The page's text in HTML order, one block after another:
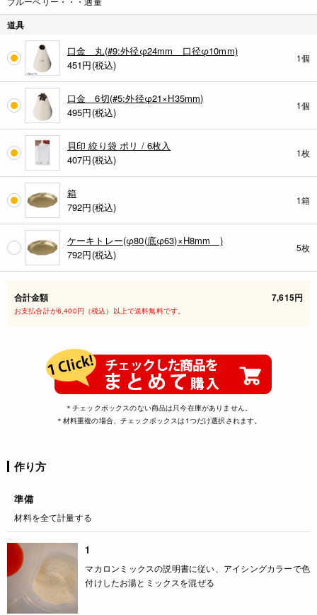
道具
口金 丸(#9:外径φ24mm 口径φ10mm)
451円(税込)
1個
口金 6切(#5:外径φ21×H35mm)
495円(税込)
1個
貝印 絞り袋 ポリ / 6枚入
407円(税込)
1枚
箱
792円(税込)
1箱
ケーキトレー(φ80(底φ63)×H8mm )
792円(税込)
5枚
合計金額 7,615円
お支払合計が6,400円（税込）以上で送料無料です。
＊チェックボックスのない商品は只今在庫がありません。
＊材料重複の場合、チェックボックスは1つだけ選択されます。
作り方
準備
材料を全て計量する
1
マカロンミックスの説明書に従い、アイシングカラーで色
付けしたお湯とミックスを混ぜる